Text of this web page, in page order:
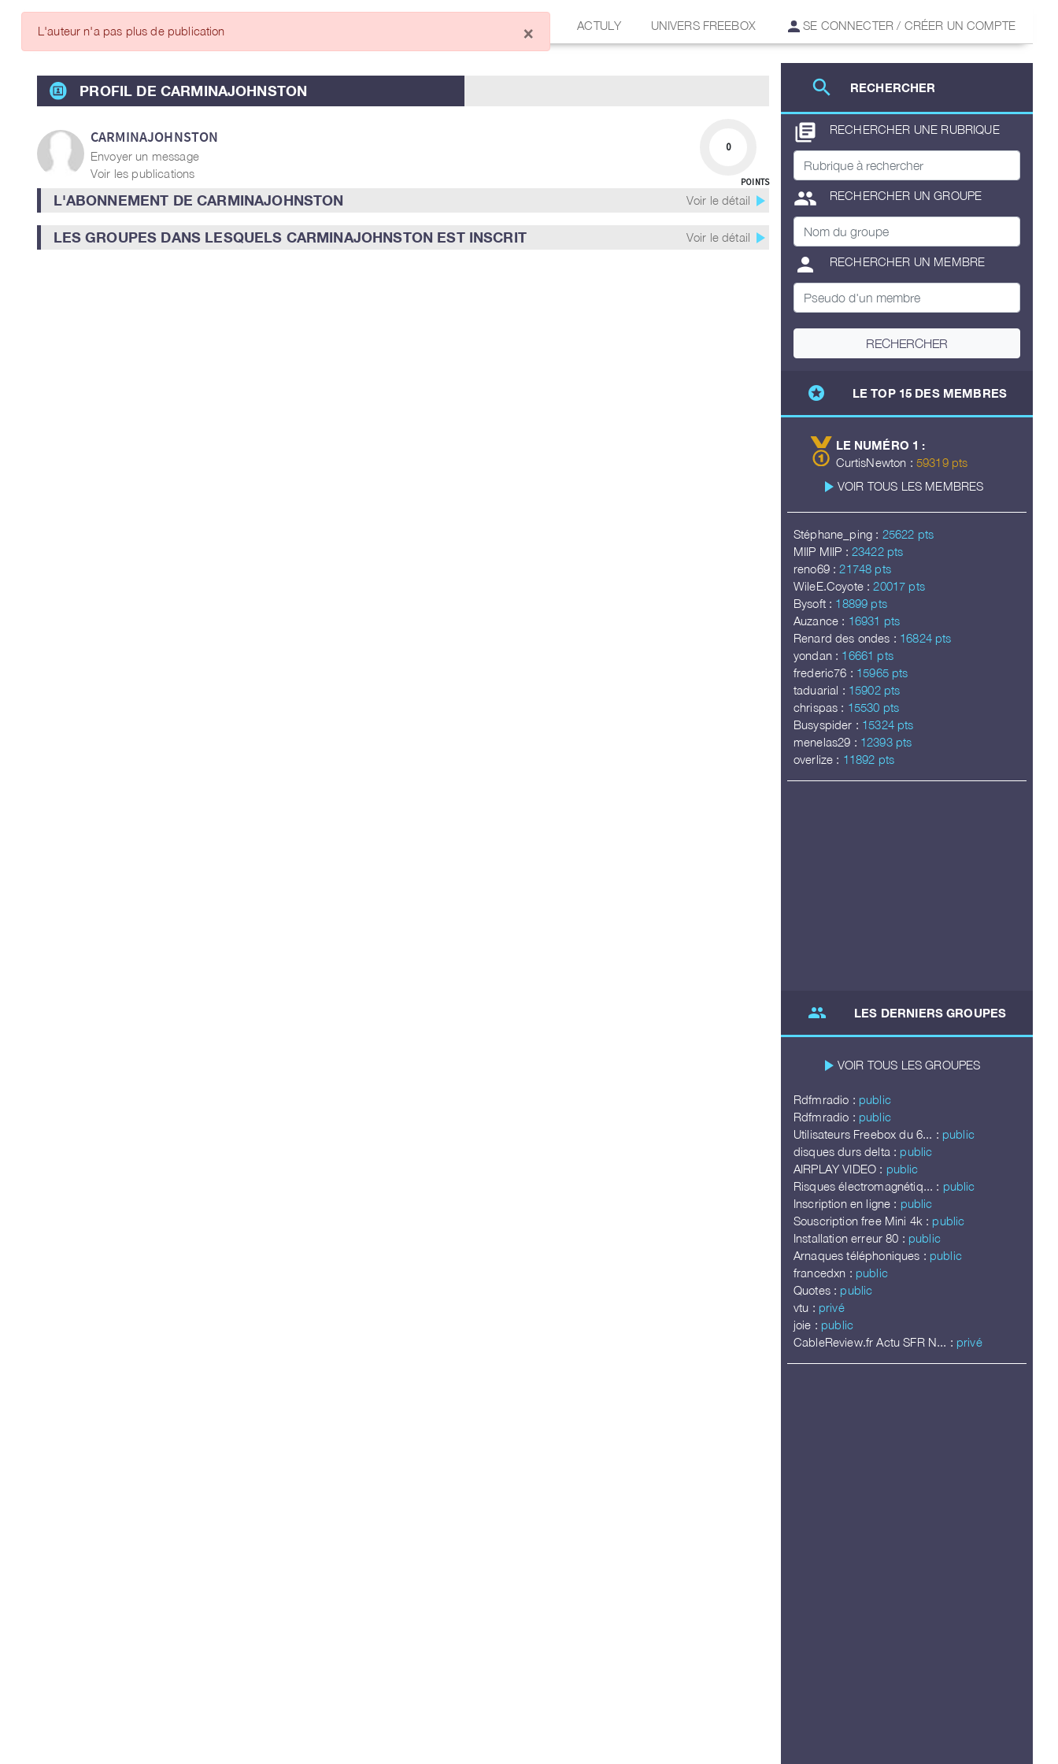
ARTICLES DES MEMBRES ACTULY UNIVERS FREEBOX SE CONNECTER / CRÉER UN COMPTE
search RECHERCHER
library_books RECHERCHER UNE RUBRIQUE
group RECHERCHER UN GROUPE
person RECHERCHER UN MEMBRE
RECHERCHER
stars LE TOP 15 DES MEMBRES
LE NUMÉRO 1 :
CurtisNewton : 59319 pts
play_arrow VOIR TOUS LES MEMBRES
Stéphane_ping : 25622 pts
MIIP MIIP : 23422 pts
reno69 : 21748 pts
WileE.Coyote : 20017 pts
Bysoft : 18899 pts
Auzance : 16931 pts
Renard des ondes : 16824 pts
yondan : 16661 pts
frederic76 : 15965 pts
taduarial : 15902 pts
chrispas : 15530 pts
Busyspider : 15324 pts
menelas29 : 12393 pts
overlize : 11892 pts
group LES DERNIERS GROUPES
play_arrow VOIR TOUS LES GROUPES
Rdfmradio : public
Rdfmradio : public
Utilisateurs Freebox du 6... : public
disques durs delta : public
AIRPLAY VIDEO : public
Risques électromagnétiq... : public
Inscription en ligne : public
Souscription free Mini 4k : public
Installation erreur 80 : public
Arnaques téléphoniques : public
francedxn : public
Quotes : public
vtu : privé
joie : public
CableReview.fr Actu SFR N... : privé
PROFIL DE CARMINAJOHNSTON
CARMINAJOHNSTON
Envoyer un message
Voir les publications
0
POINTS
L'ABONNEMENT DE CARMINAJOHNSTON Voir le détail play_arrow
LES GROUPES DANS LESQUELS CARMINAJOHNSTON EST INSCRIT Voir le détail play_arrow
L'auteur n'a pas plus de publication ×